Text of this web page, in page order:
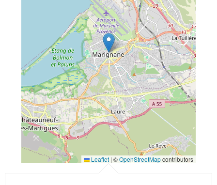
Leaflet | ©OpenStreetMapcontributors